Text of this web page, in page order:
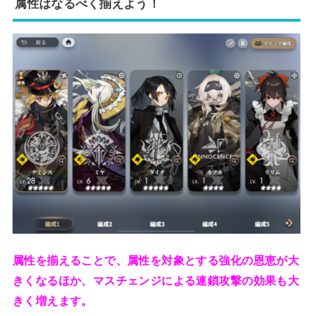
属性はなるべく揃えよう！
属性を揃えることで、属性を対象とする強化の恩恵が大
きくなるほか、マスチェンジによる連鎖攻撃の効果も大
きく増えます。